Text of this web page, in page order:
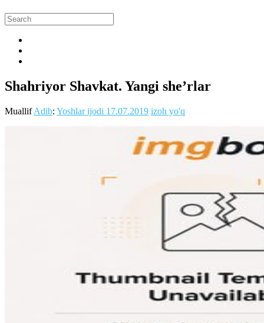
Shahriyor Shavkat. Yangi she’rlar
MuallifAdib: Yoshlar ijodi 17.07.2019 izoh yo'q